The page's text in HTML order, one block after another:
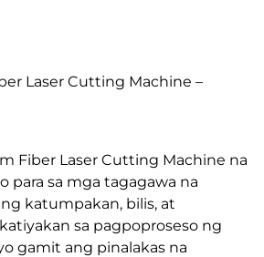
Laser Cutting Machine –
Fiber Laser Cutting Machine na
para sa mga tagagawa na
katumpakan, bilis, at
sa pagpoproseso ng
gamit ang pinalakas na